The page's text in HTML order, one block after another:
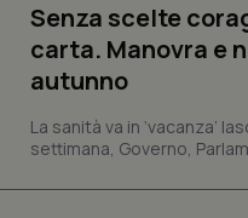
Senza scelte
carta. Manovra e
autunno
La sanità va in ‘vacanza’
settimana, Governo,
_ga
PHPSESSID